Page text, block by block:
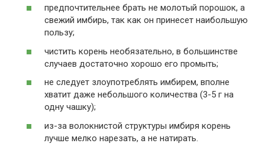
предпочтительнее брать не молотый порошок, а
свежий имбирь, так как он принесет наибольшую
пользу;
чистить корень необязательно, в большинстве
случаев достаточно хорошо его промыть;
не следует злоупотреблять имбирем, вполне
хватит даже небольшого количества (3-5 г на
одну чашку);
из-за волокнистой структуры имбиря корень
лучше мелко нарезать, а не натирать.